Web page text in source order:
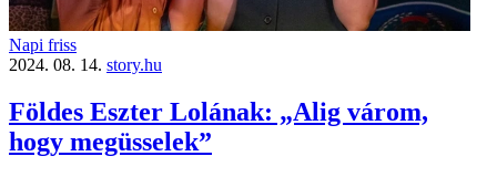
Napi friss
2024. 08. 14. story.hu
Földes Eszter Lolának: „Alig várom,
hogy megüsselek”